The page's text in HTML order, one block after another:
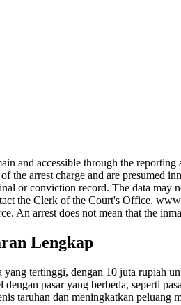
and accessible through the
arrest charge and are presumed
or conviction record. The data may
the Clerk of the Court's Office.
An arrest does not mean that the
Lengkap
tertinggi, dengan 10 juta rupiah
pasar yang berbeda, seperti
taruhan dan meningkatkan peluang